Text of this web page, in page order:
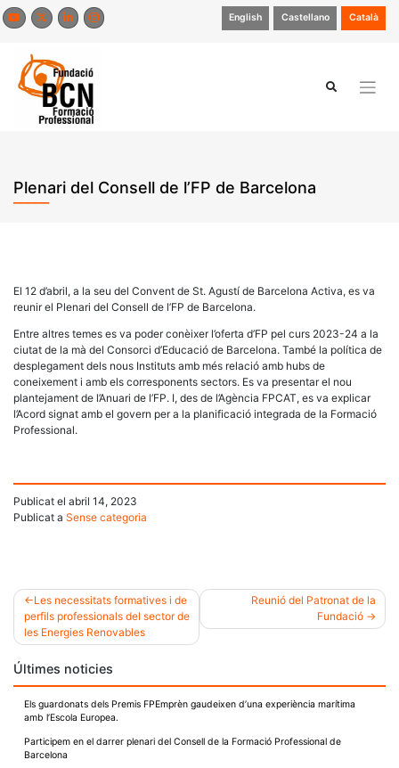
Skip
to
English Castellano Català
Plenari del Consell de l’FP de Barcelona
El 12 d’abril, a la seu del Convent de St. Agustí de Barcelona Activa, es va
reunir el Plenari del Consell de l’FP de Barcelona.
Entre altres temes es va poder conèixer l’oferta d’FP pel curs 2023-24 a la
ciutat de la mà del Consorci d’Educació de Barcelona. També la política de
desplegament dels nous Instituts amb més relació amb hubs de
coneixement i amb els corresponents sectors. Es va presentar el nou
plantejament de l’Anuari de l’FP. I, des de l’Agència FPCAT, es va explicar
l’Acord signat amb el govern per a la planificació integrada de la Formació
Professional.
Publicat el abril 14, 2023
Publicat a Sense categoria
Navegació
d'entrades
Les necessitats formatives i de
perfils professionals del sector de
les Energies Renovables
Reunió del Patronat de la
Fundació
Últimes noticies
Els guardonats dels Premis FPEmprèn gaudeixen d’una experiència marítima
amb l’Escola Europea.
Participem en el darrer plenari del Consell de la Formació Professional de
Barcelona